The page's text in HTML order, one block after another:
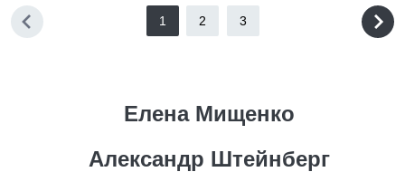
1 2 3
Елена Мищенко
Александр Штейнберг